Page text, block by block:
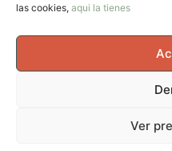
las cookies, aqui la tienes
Ver
carreras por montaña
en las islas,carreras por
© 2026 AvernoTrail -